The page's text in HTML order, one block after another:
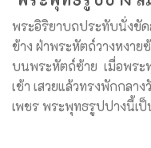
พระอิริยาบถประทับนั่งขัด
ข้าง ฝ่าพระหัตถ์วางหงา
บนพระหัตถ์ซ้าย เมื่อพระ
เช้า เสวยแล้วทรงพักกลา
เพชร พระพุทธรูปปางนี้เ